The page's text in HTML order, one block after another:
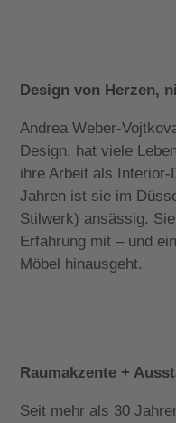
Design von Herzen,
Andrea Weber-
Design, hat viele
ihre Arbeit als
Jahren ist sie im
Stilwerk) ansässig.
Erfahrung mit – und
Möbel hinausgeht.
Raumakzente +
Seit mehr als 30